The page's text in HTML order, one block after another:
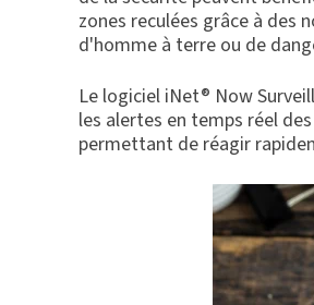
zones reculées grâce à des
d'homme à terre ou de
Le logiciel iNet® Now
les alertes en temps réel
permettant de réagir